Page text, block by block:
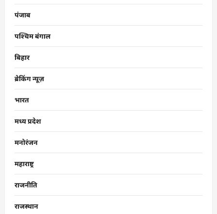
पंजाब
पश्चिम बंगाल
बिहार
ब्रेकिंग न्यूज़
भारत
मध्य प्रदेश
मनोरंजन
महाराष्ट्र
राजनीति
राजस्थान